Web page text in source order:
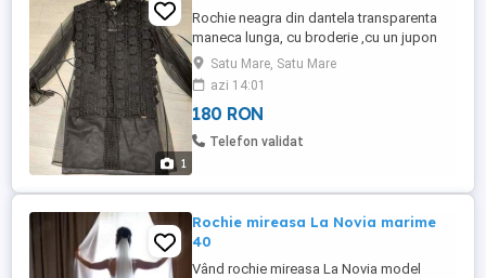
1
Rochie neagra din dantela transparenta
maneca lunga, cu broderie ,cu un jupon
din saten cu bretele subrtiri separat de
rocchie sub dantela,purtata o singura data
marimea 42 44 L- pret 150 ron ESTE CU O
LUNGIME DE la cu o palma deasupra
genunchilor
Satu Mare, Satu Mare
azi 14:01
180 RON
Telefon validat
Rochie mireasa La Novia marime
40
Vând rochie mireasa La Novia model